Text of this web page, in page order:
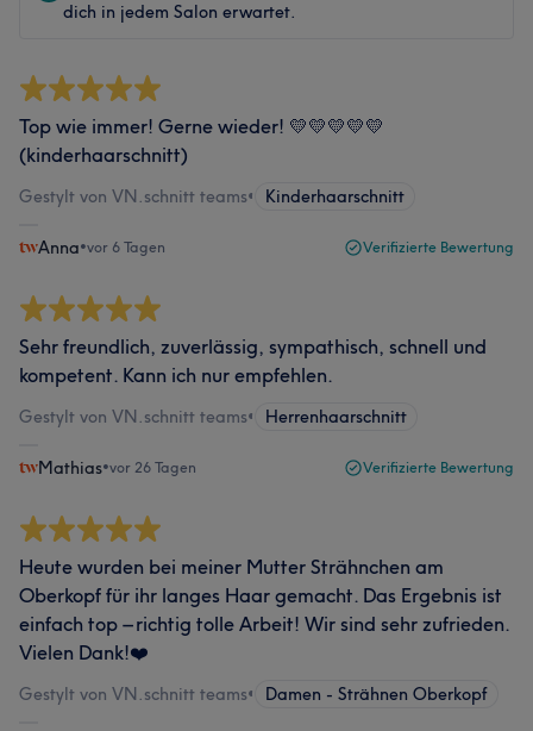
dich in jedem Salon erwartet.
Top wie immer! Gerne wieder! 💛💛💛💛💛
(kinderhaarschnitt)
Gestylt von VN.schnitt teams• Kinderhaarschnitt
Anna•vor 6 Tagen Verifizierte Bewertung
Sehr freundlich, zuverlässig, sympathisch, schnell und
kompetent. Kann ich nur empfehlen.
Gestylt von VN.schnitt teams• Herrenhaarschnitt
Mathias•vor 26 Tagen Verifizierte Bewertung
Heute wurden bei meiner Mutter Strähnchen am
Oberkopf für ihr langes Haar gemacht. Das Ergebnis ist
einfach top – richtig tolle Arbeit! Wir sind sehr zufrieden.
Vielen Dank!❤️
Gestylt von VN.schnitt teams• Damen - Strähnen Oberkopf